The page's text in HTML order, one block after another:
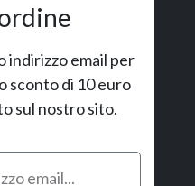
indirizzo email per
sconto di 10 euro
sul nostro sito.